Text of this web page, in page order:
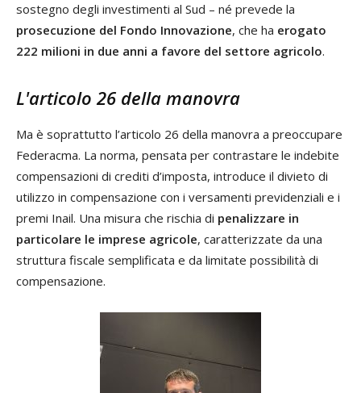
sostegno degli investimenti al Sud – né prevede la
prosecuzione del Fondo Innovazione, che ha erogato
222 milioni in due anni a favore del settore agricolo.
L'articolo 26 della manovra
Ma è soprattutto l’articolo 26 della manovra a preoccupare
Federacma. La norma, pensata per contrastare le indebite
compensazioni di crediti d’imposta, introduce il divieto di
utilizzo in compensazione con i versamenti previdenziali e i
premi Inail. Una misura che rischia di penalizzare in
particolare le imprese agricole, caratterizzate da una
struttura fiscale semplificata e da limitate possibilità di
compensazione.